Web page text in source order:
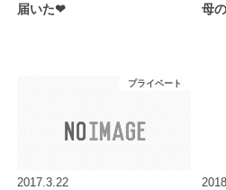
届いた❤︎ 母
プライベート
2017.3.22